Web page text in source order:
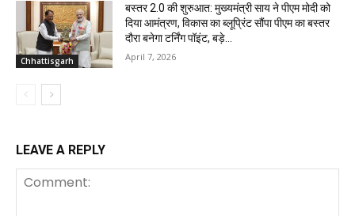
Chhattisgarh
बस्तर 2.0 की शुरुआत: मुख्यमंत्री साय ने पीएम मोदी को
दिया आमंत्रण, विकास का ब्लूप्रिंट सौंपा पीएम का बस्तर
दौरा बनेगा टर्निंग पॉइंट, बड़े...
April 7, 2026
LEAVE A REPLY